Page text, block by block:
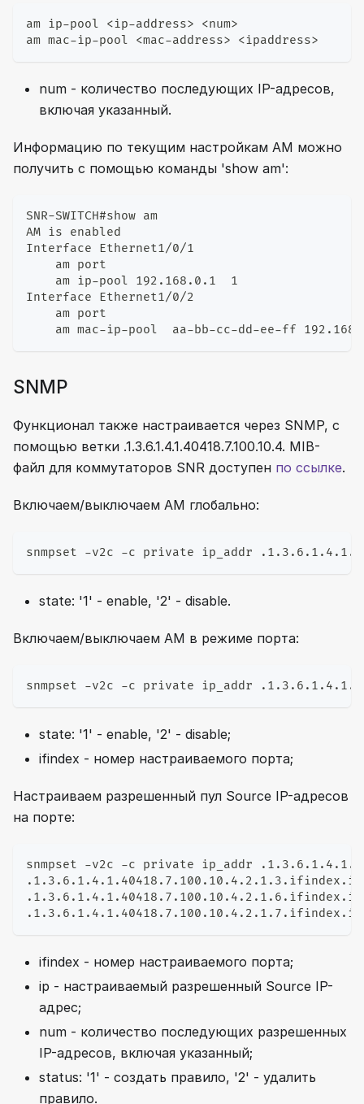
am ip-pool <ip-address> <num>
am mac-ip-pool <mac-address> <ipaddress>
num - количество последующих IP-адресов,
включая указанный.
Информацию по текущим настройкам AM можно
получить с помощью команды 'show am':
SNR-SWITCH#show am
AM is enabled
Interface Ethernet1/0/1
am port
am ip-pool 192.168.0.1  1
Interface Ethernet1/0/2
am port
am mac-ip-pool  aa-bb-cc-dd-ee-ff
SNMP
Функционал также настраивается через SNMP, с
помощью ветки .1.3.6.1.4.1.40418.7.100.10.4. MIB-
файл для коммутаторов SNR доступен по ссылке.
Включаем/выключаем AM глобально:
snmpset -v2c -c private ip_addr
state: '1' - enable, '2' - disable.
Включаем/выключаем AM в режиме порта:
snmpset -v2c -c private ip_addr
state: '1' - enable, '2' - disable;
ifindex - номер настраиваемого порта;
Настраиваем разрешенный пул Source IP-адресов
на порте:
snmpset -v2c -c private ip_addr
ifindex - номер настраиваемого порта;
ip - настраиваемый разрешенный Source IP-
адрес;
num - количество последующих разрешенных
IP-адресов, включая указанный;
status: '1' - создать правило, '2' - удалить
правило.